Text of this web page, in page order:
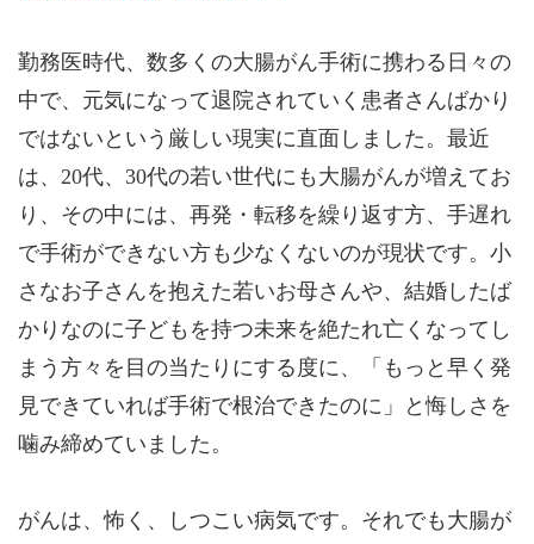
勤務医時代、数多くの大腸がん手術に携わる日々の
中で、元気になって退院されていく患者さんばかり
ではないという厳しい現実に直面しました。最近
は、20代、30代の若い世代にも大腸がんが増えてお
り、その中には、再発・転移を繰り返す方、手遅れ
で手術ができない方も少なくないのが現状です。小
さなお子さんを抱えた若いお母さんや、結婚したば
かりなのに子どもを持つ未来を絶たれ亡くなってし
まう方々を目の当たりにする度に、「もっと早く発
見できていれば手術で根治できたのに」と悔しさを
噛み締めていました。
がんは、怖く、しつこい病気です。それでも大腸が